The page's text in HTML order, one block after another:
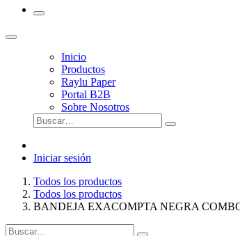
Inicio
Productos
Raylu Paper
Portal B2B
Sobre Nosotros
Iniciar sesión
Todos los productos
Todos los productos
BANDEJA EXACOMPTA NEGRA